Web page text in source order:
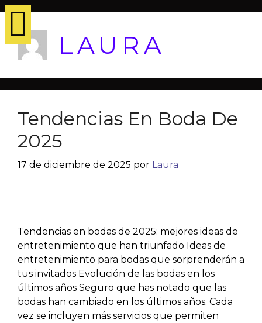
LAURA
Tendencias En Boda De
2025
17 de diciembre de 2025 por Laura
Tendencias en bodas de 2025: mejores ideas de
entretenimiento que han triunfado Ideas de
entretenimiento para bodas que sorprenderán a
tus invitados Evolución de las bodas en los
últimos años Seguro que has notado que las
bodas han cambiado en los últimos años. Cada
vez se incluyen más servicios que permiten